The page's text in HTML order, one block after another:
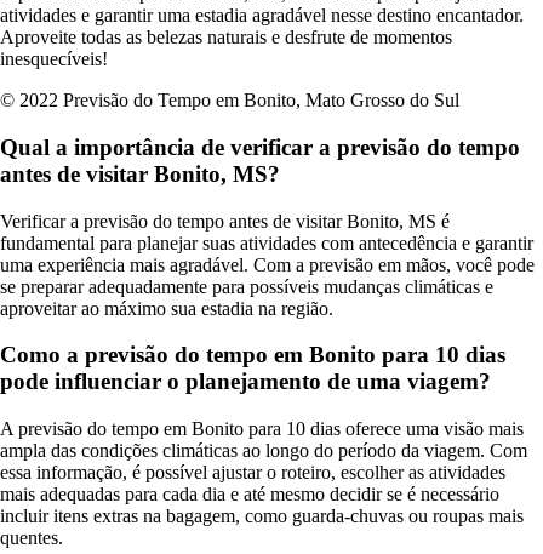
atividades e garantir uma estadia agradável nesse destino encantador.
Aproveite todas as belezas naturais e desfrute de momentos
inesquecíveis!
© 2022 Previsão do Tempo em Bonito, Mato Grosso do Sul
Qual a importância de verificar a previsão do tempo
antes de visitar Bonito, MS?
Verificar a previsão do tempo antes de visitar Bonito, MS é
fundamental para planejar suas atividades com antecedência e garantir
uma experiência mais agradável. Com a previsão em mãos, você pode
se preparar adequadamente para possíveis mudanças climáticas e
aproveitar ao máximo sua estadia na região.
Como a previsão do tempo em Bonito para 10 dias
pode influenciar o planejamento de uma viagem?
A previsão do tempo em Bonito para 10 dias oferece uma visão mais
ampla das condições climáticas ao longo do período da viagem. Com
essa informação, é possível ajustar o roteiro, escolher as atividades
mais adequadas para cada dia e até mesmo decidir se é necessário
incluir itens extras na bagagem, como guarda-chuvas ou roupas mais
quentes.